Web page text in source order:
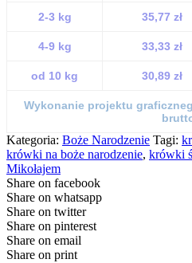
2-3 kg 35,77 zł
4-9 kg 33,33 zł
od 10 kg 30,89 zł
Wykonanie projektu
Kategoria: Boże Narodzenie Tagi:
krówki na boże narodzenie, krówki
Mikołajem
Share on facebook
Share on whatsapp
Share on twitter
Share on pinterest
Share on email
Share on print